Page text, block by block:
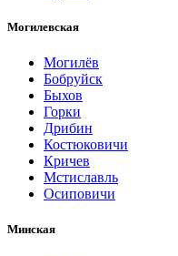
Могилевская
Могилёв
Бобруйск
Быхов
Горки
Дрибин
Костюковичи
Кричев
Мстиславль
Осиповичи
Минская